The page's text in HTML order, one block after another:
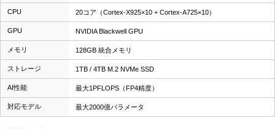
CPU 20コア（Cortex-X925×10 + Cortex-A725×10）
GPU NVIDIA Blackwell GPU
メモリ 128GB 統合メモリ
ストレージ 1TB / 4TB M.2 NVMe SSD
AI性能 最大1PFLOPS（FP4精度）
対応モデル 最大2000億パラメータ